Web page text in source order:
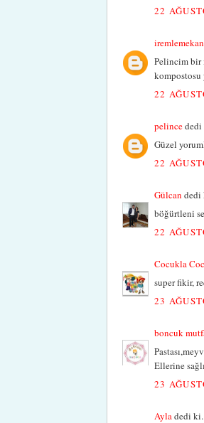
22
Pelincim bir
kompostosu
22
pelincededi
Güzel
22
Gülcan dedi
böğürtleni
22
Cocukla
super fikir,
23
boncuk
Ellerine
23
Ayla dedi